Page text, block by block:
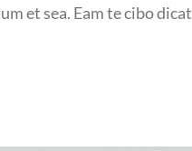
et sea. Eam te cibo dicat